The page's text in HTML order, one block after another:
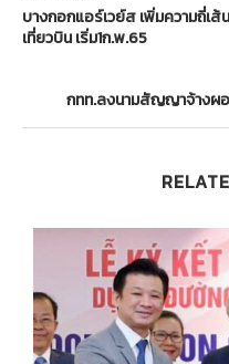
บางกอกแอร์เวย์ส เพิ่มความถี่เ
เที่ยวบิน เริ่ม1ก.พ.65
กทท.ลงนามสัญญาจ้างผอ